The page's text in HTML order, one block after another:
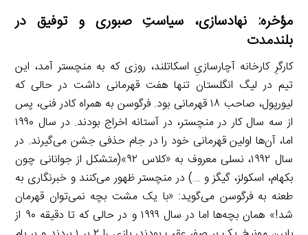
مؤخره: نهادسازی، سیاستِ صبوری و توفیق در
بلندمدت
کارگرِ کارخانه آچارسازیِ اسکاتلند، روزی که به منچستر آمد، این
تیم در لیگ انگلستان تنها هفت قهرمانی داشت در حالی که
لیورپول، صاحب ۱۸ قهرمانی بود. فرگوسن به همراه کادر فنی، پس
از سه سال کار در منچستر، در آستانه اخراج بودند. در سال ۱۹۹۰
اما، آن‌ها اولین قهرمانی خود را در جام حذفی جشن می‌گیرند. در
سال ۱۹۹۲، نسلی معروف به «کلاس ۹۲»(متشکل از جوانانی چون
بکهام، اسکولز، گیگز و …) در منچستر ظهور می‌کنند و خبرنگاری به
طعنه به فرگوسن می‌گوید: «با یک مشت بچه نمی‌توان قهرمان
شد!» همان بچه‌ها اما در سال ۱۹۹۹ و در حالی که تا دقیقه ۹۰ از